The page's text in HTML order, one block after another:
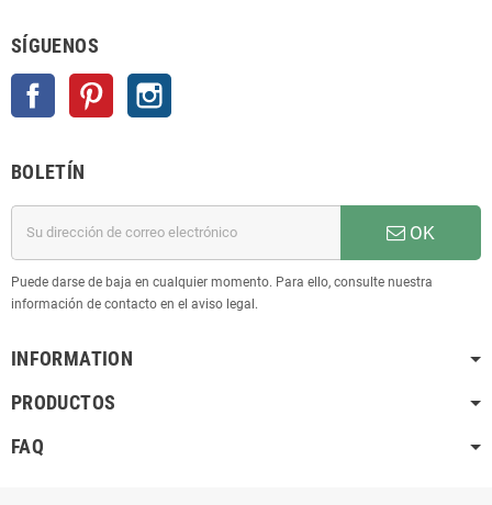
SÍGUENOS
Facebook Pinterest
BOLETÍN
OK
Puede darse de baja en cualquier momento. Para ello, consulte nuestra
información de contacto en el aviso legal.
INFORMATION
PRODUCTOS
FAQ